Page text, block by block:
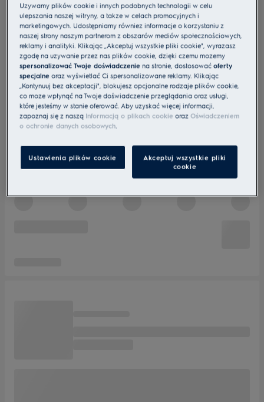
Używamy plików cookie i innych podobnych technologii w celu
ulepszania naszej witryny, a także w celach promocyjnych i
marketingowych. Udostępniamy również informacje o korzystaniu z
naszej strony naszym partnerom z obszarów mediów społecznościowych,
reklamy i analityki. Klikając „Akceptuj wszystkie pliki cookie", wyrażasz
zgodę na używanie przez nas plików cookie, dzięki czemu możemy
spersonalizować Twoje doświadczenie na stronie, dostosowaćoferty
specjalne oraz wyświetlać Ci spersonalizowane reklamy. Klikając
„Kontynuuj bez akceptacji", blokujesz opcjonalne rodzaje plików cookie,
co może wpłynąć na Twoje doświadczenie przeglądania oraz usługi,
które jesteśmy w stanie oferować. Aby uzyskać więcej informacji,
zapoznaj się z naszą Informacją o plikach cookie orazOświadczeniem
o ochronie danych osobowych.
Ustawienia plików cookie
Akceptuj wszystkie pliki
cookie